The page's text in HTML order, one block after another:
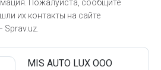
Пожалуйста, сообщите
их контакты на сайте
MIS AUTO LUX ООО